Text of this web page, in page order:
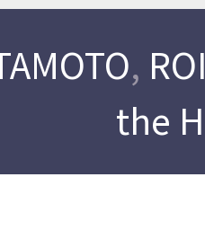
,
the